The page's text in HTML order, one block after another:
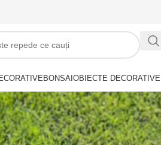
BONSAI OBIECTE DECORATIVE